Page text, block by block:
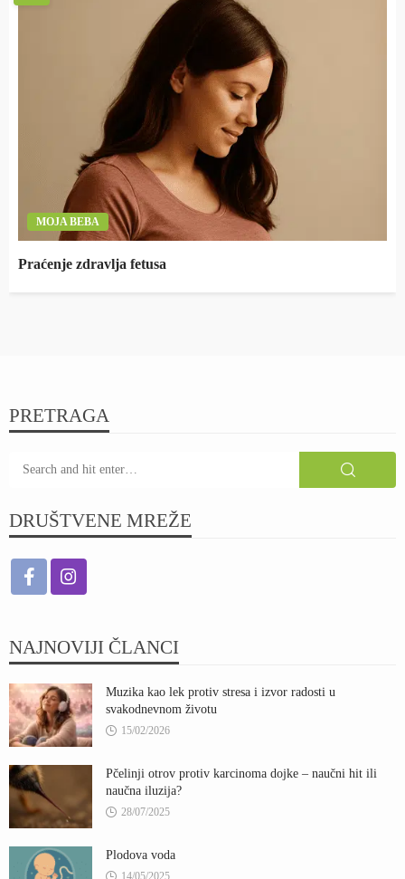
MOJA BEBA
Praćenje zdravlja fetusa
PRETRAGA
DRUŠTVENE MREŽE
NAJNOVIJI ČLANCI
Muzika kao lek protiv stresa i izvor radosti u
svakodnevnom životu
15/02/2026
Pčelinji otrov protiv karcinoma dojke – naučni hit ili
naučna iluzija?
28/07/2025
Plodova voda
14/05/2025